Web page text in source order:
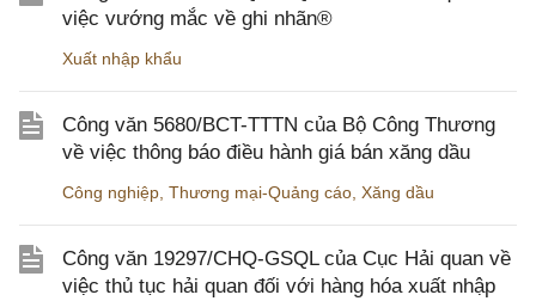
việc vướng mắc về ghi nhãn®
Xuất nhập khẩu
Công văn 5680/BCT-TTTN của Bộ Công Thương
về việc thông báo điều hành giá bán xăng dầu
Công nghiệp Thương mại-Quảng cáo Xăng dầu
Công văn 19297/CHQ-GSQL của Cục Hải quan về
việc thủ tục hải quan đối với hàng hóa xuất nhập